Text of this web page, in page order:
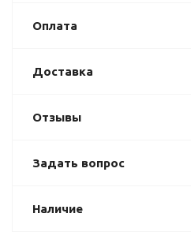
Оплата
Доставка
Отзывы
Задать вопрос
Наличие